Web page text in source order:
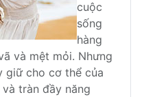
cuộc
sống
hàng
và mệt mỏi. Nhưng
giữ cho cơ thể của
tràn đầy năng